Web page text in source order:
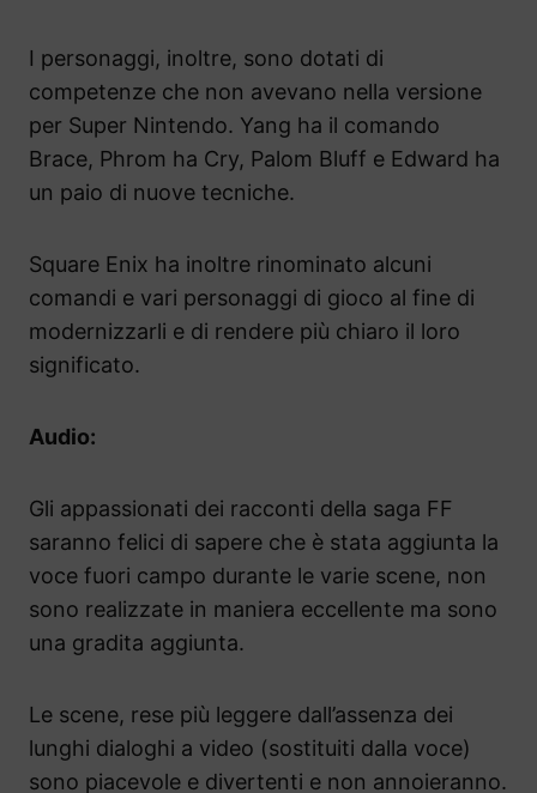
I personaggi, inoltre, sono dotati di
competenze che non avevano nella versione
per Super Nintendo. Yang ha il comando
Brace, Phrom ha Cry, Palom Bluff e Edward ha
un paio di nuove tecniche.
Square Enix ha inoltre rinominato alcuni
comandi e vari personaggi di gioco al fine di
modernizzarli e di rendere più chiaro il loro
significato.
Audio:
Gli appassionati dei racconti della saga FF
saranno felici di sapere che è stata aggiunta la
voce fuori campo durante le varie scene, non
sono realizzate in maniera eccellente ma sono
una gradita aggiunta.
Le scene, rese più leggere dall’assenza dei
lunghi dialoghi a video (sostituiti dalla voce)
sono piacevole e divertenti e non annoieranno.